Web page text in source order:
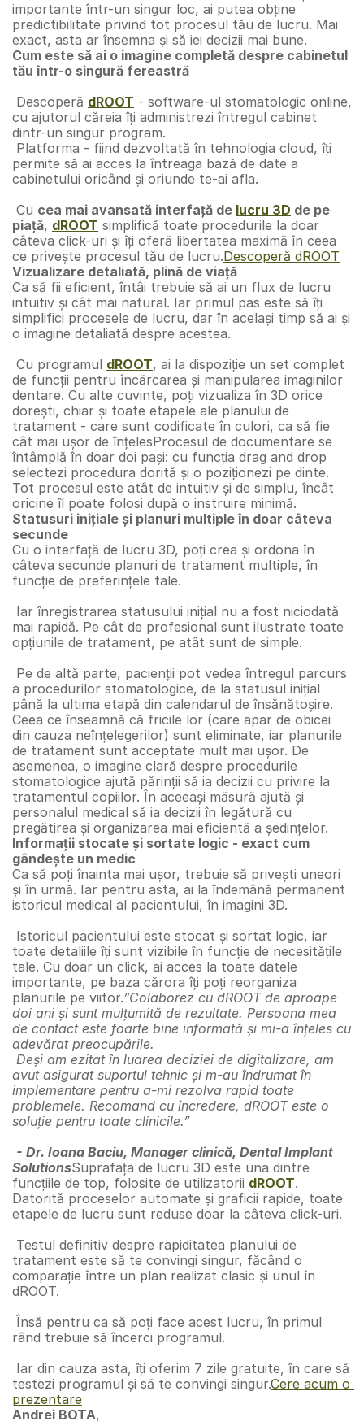
importante într-un singur loc, ai putea obține
predictibilitate privind tot procesul tău de lucru. Mai
exact, asta ar însemna și să iei decizii mai bune.
Cum este să ai o imagine completă despre cabinetul
tău într-o singură fereastră
Descoperă dROOT - software-ul stomatologic online,
cu ajutorul căreia îți administrezi întregul cabinet
dintr-un singur program.
permite să ai acces la întreaga bază de date a
cabinetului oricând și oriunde te-ai afla.
Cu cea mai avansată interfață de lucru 3D de pe
piață, dROOT simplifică toate procedurile la doar
câteva click-uri și îți oferă libertatea maximă în ceea
ce privește procesul tău de lucru.Descoperă dROOT
Vizualizare detaliată, plină de viață
Ca să fii eficient, întâi trebuie să ai un flux de lucru
intuitiv și cât mai natural. Iar primul pas este să îți
simplifici procesele de lucru, dar în același timp să ai și
o imagine detaliată despre acestea.
Cu programul dROOT, ai la dispoziție un set complet
de funcții pentru încărcarea și manipularea imaginilor
dentare. Cu alte cuvinte, poți vizualiza în 3D orice
dorești, chiar și toate etapele ale planului de
tratament - care sunt codificate în culori, ca să fie
cât mai ușor de înțelesProcesul de documentare se
întâmplă în doar doi pași: cu funcția drag and drop
selectezi procedura dorită și o poziționezi pe dinte.
Tot procesul este atât de intuitiv și de simplu, încât
oricine îl poate folosi după o instruire minimă.
Statusuri inițiale și planuri multiple în doar câteva
secunde
Cu o interfață de lucru 3D, poți crea și ordona în
câteva secunde planuri de tratament multiple, în
funcție de preferințele tale.
mai rapidă. Pe cât de profesional sunt ilustrate toate
opțiunile de tratament, pe atât sunt de simple.
a procedurilor stomatologice, de la statusul inițial
până la ultima etapă din calendarul de însănătoșire.
Ceea ce înseamnă că fricile lor (care apar de obicei
din cauza neînțelegerilor) sunt eliminate, iar planurile
de tratament sunt acceptate mult mai ușor. De
asemenea, o imagine clară despre procedurile
stomatologice ajută părinții să ia decizii cu privire la
tratamentul copiilor. În aceeași măsură ajută și
personalul medical să ia decizii în legătură cu
pregătirea și organizarea mai eficientă a ședințelor.
Informații stocate și sortate logic - exact cum
gândește un medic
Ca să poți înainta mai ușor, trebuie să privești uneori
și în urmă. Iar pentru asta, ai la îndemână permanent
istoricul medical al pacientului, în imagini 3D.
toate detaliile îți sunt vizibile în funcție de necesitățile
tale. Cu doar un click, ai acces la toate datele
importante, pe baza cărora îți poți reorganiza
planurile pe viitor.”Colaborez cu dROOT de aproape
doi ani și sunt mulțumită de rezultate. Persoana mea
de contact este foarte bine informată și mi-a înțeles cu
adevărat preocupările.
avut asigurat suportul tehnic și m-au îndrumat în
implementare pentru a-mi rezolva rapid toate
problemele. Recomand cu încredere, dROOT este o
soluție pentru toate clinicile.”
- Dr. Ioana Baciu, Manager clinică, Dental Implant
SolutionsSuprafața de lucru 3D este una dintre
funcțiile de top, folosite de utilizatorii dROOT.
Datorită proceselor automate și graficii rapide, toate
etapele de lucru sunt reduse doar la câteva click-uri.
tratament este să te convingi singur, făcând o
comparație între un plan realizat clasic și unul în
dROOT.
rând trebuie să încerci programul.
testezi programul și să te convingi singur.Cere acum o
prezentare
Andrei BOTA,